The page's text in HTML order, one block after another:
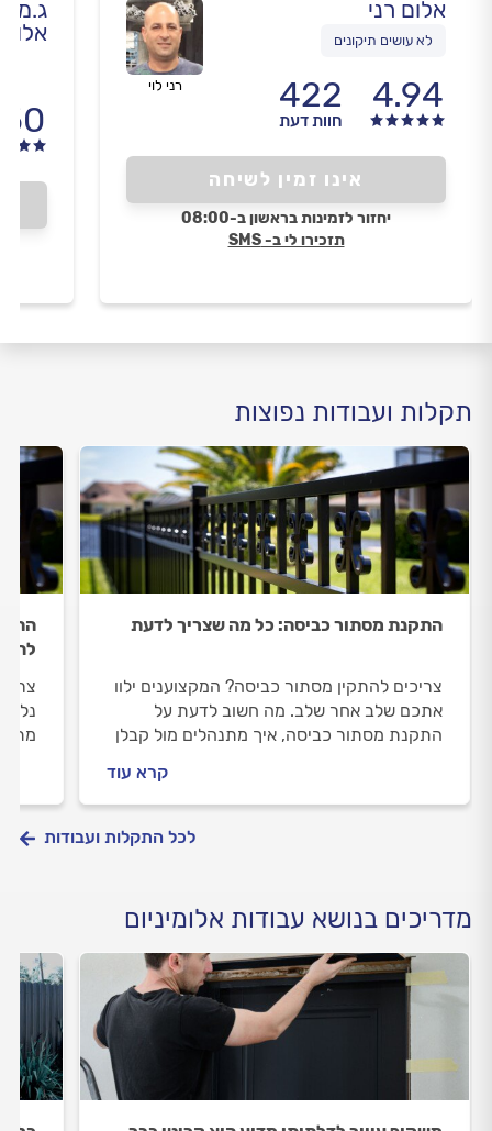
אלום רני
לא עושים תיקונים
4.94
422
חוות דעת
רני לוי
אינו זמין לשיחה
יחזור לזמינות בראשון ב-08:00
תזכירו לי ב- SMS
ג.מ
תקלות ועבודות נפוצות
התקנת מסתור כביסה: כל מה שצריך לדעת
צריכים להתקין מסתור כביסה? המקצוענים ילוו
אתכם שלב אחר שלב. מה חשוב לדעת על
התקנת מסתור כביסה, איך מתנהלים מול קבלן
קרא עוד
לכל התקלות ועבודות
מדריכים בנושא עבודות אלומיניום